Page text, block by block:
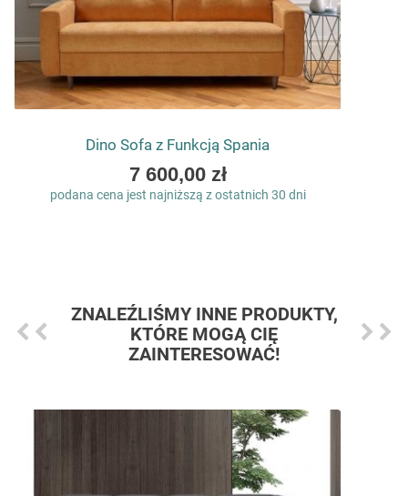
Dino Sofa z Funkcją Spania
As
low
7 600,00 zł
podana cena jest najniższą z ostatnich 30 dni
ZNALEŹLIŚMY INNE PRODUKTY,
KTÓRE MOGĄ CIĘ
ZAINTERESOWAĆ!